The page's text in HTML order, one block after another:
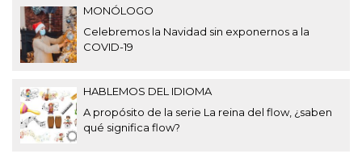
MONÓLOGO
Celebremos la Navidad sin exponernos a la
COVID-19
HABLEMOS DEL IDIOMA
A propósito de la serie La reina del flow, ¿saben
qué significa flow?